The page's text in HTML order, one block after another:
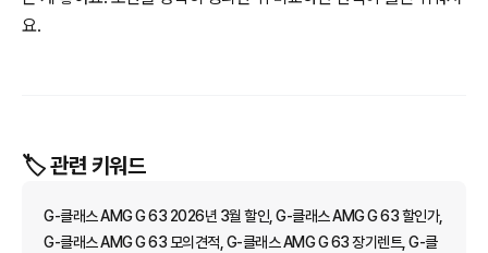
요.
🏷️ 관련 키워드
G-클래스 AMG G 63 2026년 3월 할인, G-클래스 AMG G 63 할인가,
G-클래스 AMG G 63 모의견적, G-클래스 AMG G 63 장기렌트, G-클